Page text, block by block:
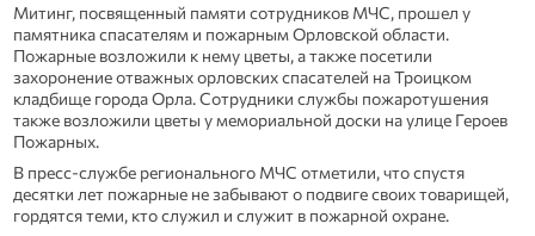
Митинг, посвященный памяти сотрудников МЧС, прошел у
памятника спасателям и пожарным Орловской области.
Пожарные возложили к нему цветы, а также посетили
захоронение отважных орловских спасателей на Троицком
кладбище города Орла. Сотрудники службы пожаротушения
также возложили цветы у мемориальной доски на улице Героев
Пожарных.
В пресс-службе регионального МЧС отметили, что спустя
десятки лет пожарные не забывают о подвиге своих товарищей,
гордятся теми, кто служил и служит в пожарной охране.